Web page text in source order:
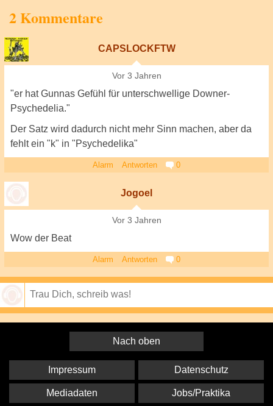
2 Kommentare
CAPSLOCKFTW
Vor 3 Jahren
"er hat Gunnas Gefühl für unterschwellige Downer-
Psychedelia."
Der Satz wird dadurch nicht mehr Sinn machen, aber da
fehlt ein "k" in "Psychedelika"
Alarm Antworten 0
Jogoel
Vor 3 Jahren
Wow der Beat
Alarm Antworten 0
Nach oben
Impressum Datenschutz
Mediadaten Jobs/Praktika